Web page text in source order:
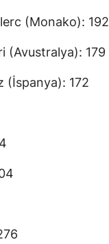
(Monako): 192
(Avustralya): 179
(İspanya): 172